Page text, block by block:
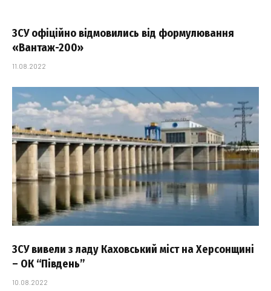
ЗСУ офіційно відмовились від формулювання
«Вантаж-200»
11.08.2022
ЗСУ вивели з ладу Каховський міст на Херсонщині
– ОК “Південь”
10.08.2022